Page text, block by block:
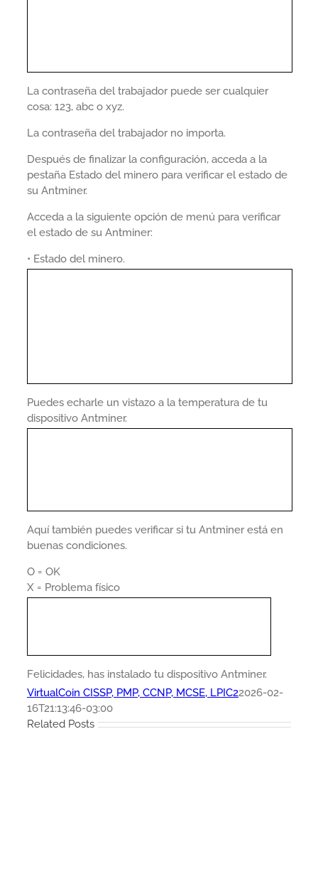
La contraseña del trabajador puede ser cualquier
cosa: 123, abc o xyz.
La contraseña del trabajador no importa.
Después de finalizar la configuración, acceda a la
pestaña Estado del minero para verificar el estado de
su Antminer.
Acceda a la siguiente opción de menú para verificar
el estado de su Antminer:
• Estado del minero.
Puedes echarle un vistazo a la temperatura de tu
dispositivo Antminer.
Aquí también puedes verificar si tu Antminer está en
buenas condiciones.
O = OK
X = Problema físico
Felicidades, has instalado tu dispositivo Antminer.
VirtualCoin CISSP, PMP, CCNP, MCSE, LPIC22026-02-
16T21:13:46-03:00
Related Posts